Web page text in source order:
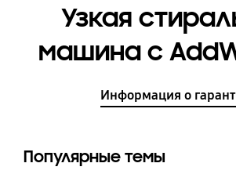
Узкая
машина с
кг,
Информация о
Популярные темы